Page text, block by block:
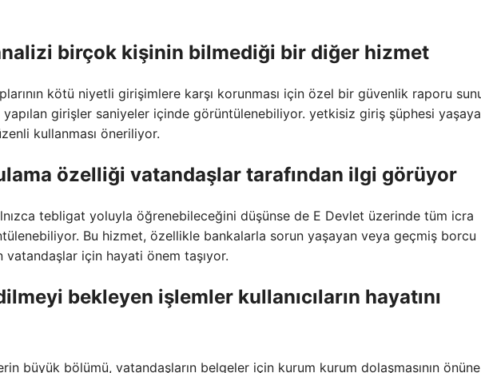
birçok kişinin bilmediği bir diğer hizmet
kötü niyetli girişimlere karşı korunması için özel bir güvenlik raporu
girişler saniyeler içinde görüntülenebiliyor. yetkisiz giriş şüphesi
kullanması öneriliyor.
özelliği vatandaşlar tarafından ilgi görüyor
tebligat yoluyla öğrenebileceğini düşünse de E Devlet üzerinde tüm icra
Bu hizmet, özellikle bankalarla sorun yaşayan veya geçmiş borcu
vatandaşlar için hayati önem taşıyor.
bekleyen işlemler kullanıcıların hayatını
büyük bölümü, vatandaşların belgeler için kurum kurum dolaşmasının önüne